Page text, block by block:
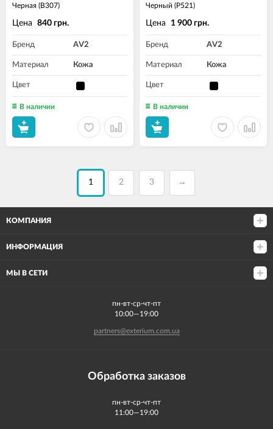
Черная (B307)
Цена 840 грн.
Бренд AV2
Материал Кожа
Цвет
В наличии
Черный (P521)
Цена 1 900 грн.
Бренд AV2
Материал Кожа
Цвет
В наличии
1 2 3 →
КОМПАНИЯ
ИНФОРМАЦИЯ
МЫ В СЕТИ
пн-вт-ср-чт-пт
10:00—19:00
partners@exterium.com.ua
Обработка заказов
пн-вт-ср-чт-пт
11:00—19:00